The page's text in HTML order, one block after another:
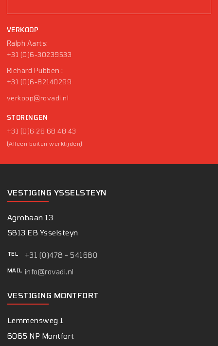
VERKOOP
Ralph Aarts:
+31 (0)6-30239533
Richard Pubben :
+31 (0)6-82140299
verkoop@rovadi.nl
STORINGEN
+31 (0)6 26 68 48 43
(Alleen buiten werktijden)
VESTIGING YSSELSTEYN
Agrobaan 13
5813 EB Ysselsteyn
TEL +31 (0)478 - 541680
MAIL info@rovadi.nl
VESTIGING MONTFORT
Lemmensweg 1
6065 NP Montfort